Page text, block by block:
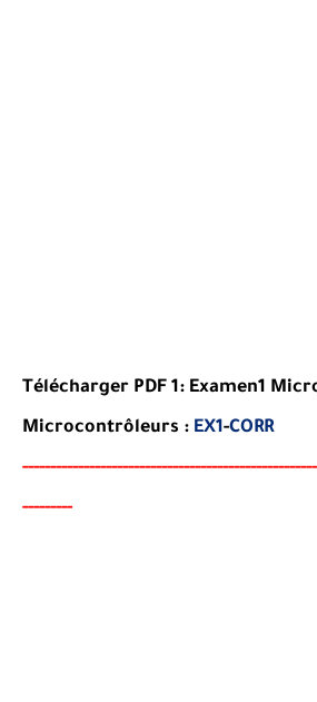
Télécharger PDF 1: Examen1
Microcontrôleurs : EX1-CORR
-------------------------
---------